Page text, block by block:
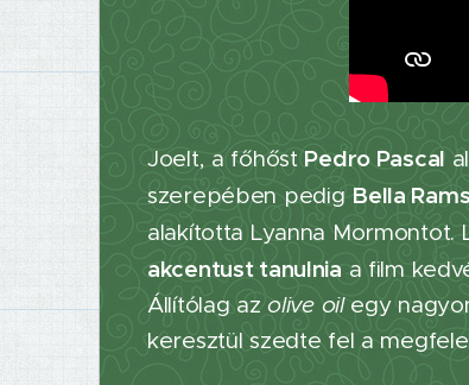
Joelt, a főhőst Pedro Pascal
szerepében pedig Bella
alakította Lyanna Mormontot.
akcentust tanulnia a film
Állítólag azolive oilegy
keresztül szedte fel a